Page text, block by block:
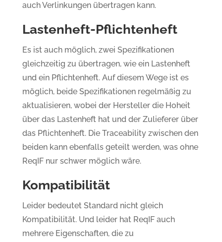
auch Verlinkungen übertragen kann.
Lastenheft-Pflichtenheft
Es ist auch möglich, zwei Spezifikationen
gleichzeitig zu übertragen, wie ein Lastenheft
und ein Pflichtenheft. Auf diesem Wege ist es
möglich, beide Spezifikationen regelmäßig zu
aktualisieren, wobei der Hersteller die Hoheit
über das Lastenheft hat und der Zulieferer über
das Pflichtenheft. Die Traceability zwischen den
beiden kann ebenfalls geteilt werden, was ohne
ReqIF nur schwer möglich wäre.
Kompatibilität
Leider bedeutet Standard nicht gleich
Kompatibilität. Und leider hat ReqIF auch
mehrere Eigenschaften, die zu